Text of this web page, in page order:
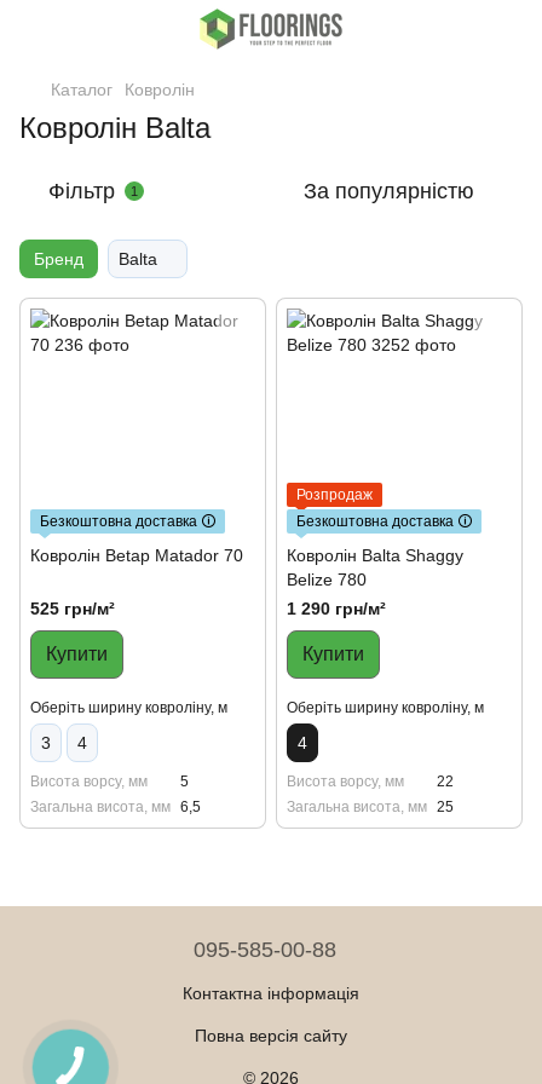
Каталог Ковролін
Ковролін Balta
Фільтр 1 За популярністю
Бренд Balta
Безкоштовна доставка 🛈
Ковролін Betap Matador 70
525 грн/м²
Купити
Оберіть ширину ковроліну, м
3 4
Висота ворсу, мм
5
Загальна висота, мм 6,5
Розпродаж
Безкоштовна доставка 🛈
Ковролін Balta Shaggy
Belize 780
1 290 грн/м²
Купити
Оберіть ширину ковроліну, м
4
Висота ворсу, мм
22
Загальна висота, мм 25
095-585-00-88
Контактна інформація
Повна версія сайту
© 2026